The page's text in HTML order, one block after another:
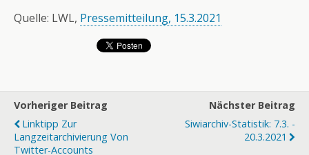
Quelle: LWL, Pressemitteilung, 15.3.2021
Vorheriger Beitrag
Linktipp Zur
Langzeitarchivierung Von
Twitter-Accounts
Nächster Beitrag
Siwiarchiv-Statistik: 7.3. -
20.3.2021